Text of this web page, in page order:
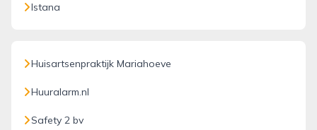
Istana
Huisartsenpraktijk Mariahoeve
Huuralarm.nl
Safety 2 bv